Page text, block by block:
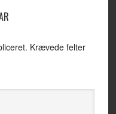
Krævede felter